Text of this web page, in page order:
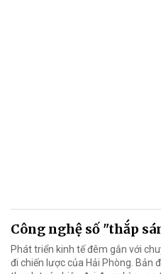
Công nghệ số "thắp
Phát triển kinh tế đêm gắn với
đi chiến lược của Hải Phòng. Bản